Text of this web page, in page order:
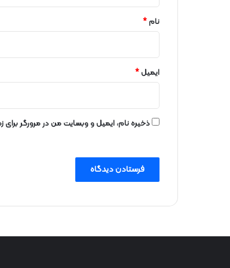
نام*
ایمیل*
ذخیره نام، ایمیل و وبسایت من در مرورگر